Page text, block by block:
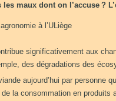
les maux dont on l’accuse ?
à l’ULiège
significativement aux
des dégradations des
aujourd’hui par personne
la consommation en